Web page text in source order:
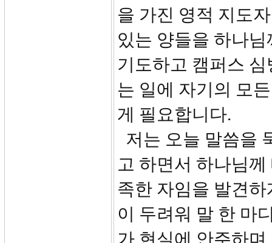
을 가진 영적 지도
있는 양들을 하나
기도하고 캠퍼스
는 일에 자기의 모
게 필요합니다.
저는 오늘 말씀을
고 하면서 하나님
족한 자임을 발견
이 두려워 말 한 마
가 현실에 안주하